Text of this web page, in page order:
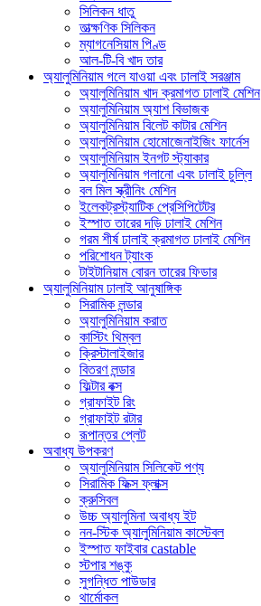
সিলিকন ধাতু
তাত্ক্ষণিক সিলিকন
ম্যাগনেসিয়াম পিণ্ড
আল-টি-বি খাদ তার
অ্যালুমিনিয়াম গলে যাওয়া এবং ঢালাই সরঞ্জাম
অ্যালুমিনিয়াম খাদ ক্রমাগত ঢালাই মেশিন
অ্যালুমিনিয়াম অ্যাশ বিভাজক
অ্যালুমিনিয়াম বিলেট কাটার মেশিন
অ্যালুমিনিয়াম হোমোজেনাইজিং ফার্নেস
অ্যালুমিনিয়াম ইনগট স্ট্যাকার
অ্যালুমিনিয়াম গলানো এবং ঢালাই চুল্লি
বল মিল স্ক্রীনিং মেশিন
ইলেকট্রস্ট্যাটিক প্রেসিপিটেটর
ইস্পাত তারের দড়ি ঢালাই মেশিন
গরম শীর্ষ ঢালাই ক্রমাগত ঢালাই মেশিন
পরিশোধন ট্যাংক
টাইটানিয়াম বোরন তারের ফিডার
অ্যালুমিনিয়াম ঢালাই আনুষাঙ্গিক
সিরামিক লন্ডার
অ্যালুমিনিয়াম করাত
কাস্টিং থিম্বল
ক্রিস্টালাইজার
বিতরণ লন্ডার
ফিল্টার বক্স
গ্রাফাইট রিং
গ্রাফাইট রটার
রূপান্তর প্লেট
অবাধ্য উপকরণ
অ্যালুমিনিয়াম সিলিকেট পণ্য
সিরামিক ফিক্স ফ্লাক্স
ক্রুসিবল
উচ্চ অ্যালুমিনা অবাধ্য ইট
নন-স্টিক অ্যালুমিনিয়াম কাস্টেবল
ইস্পাত ফাইবার castable
স্টপার শঙ্কু
সুগন্ধিত পাউডার
থার্মোকল